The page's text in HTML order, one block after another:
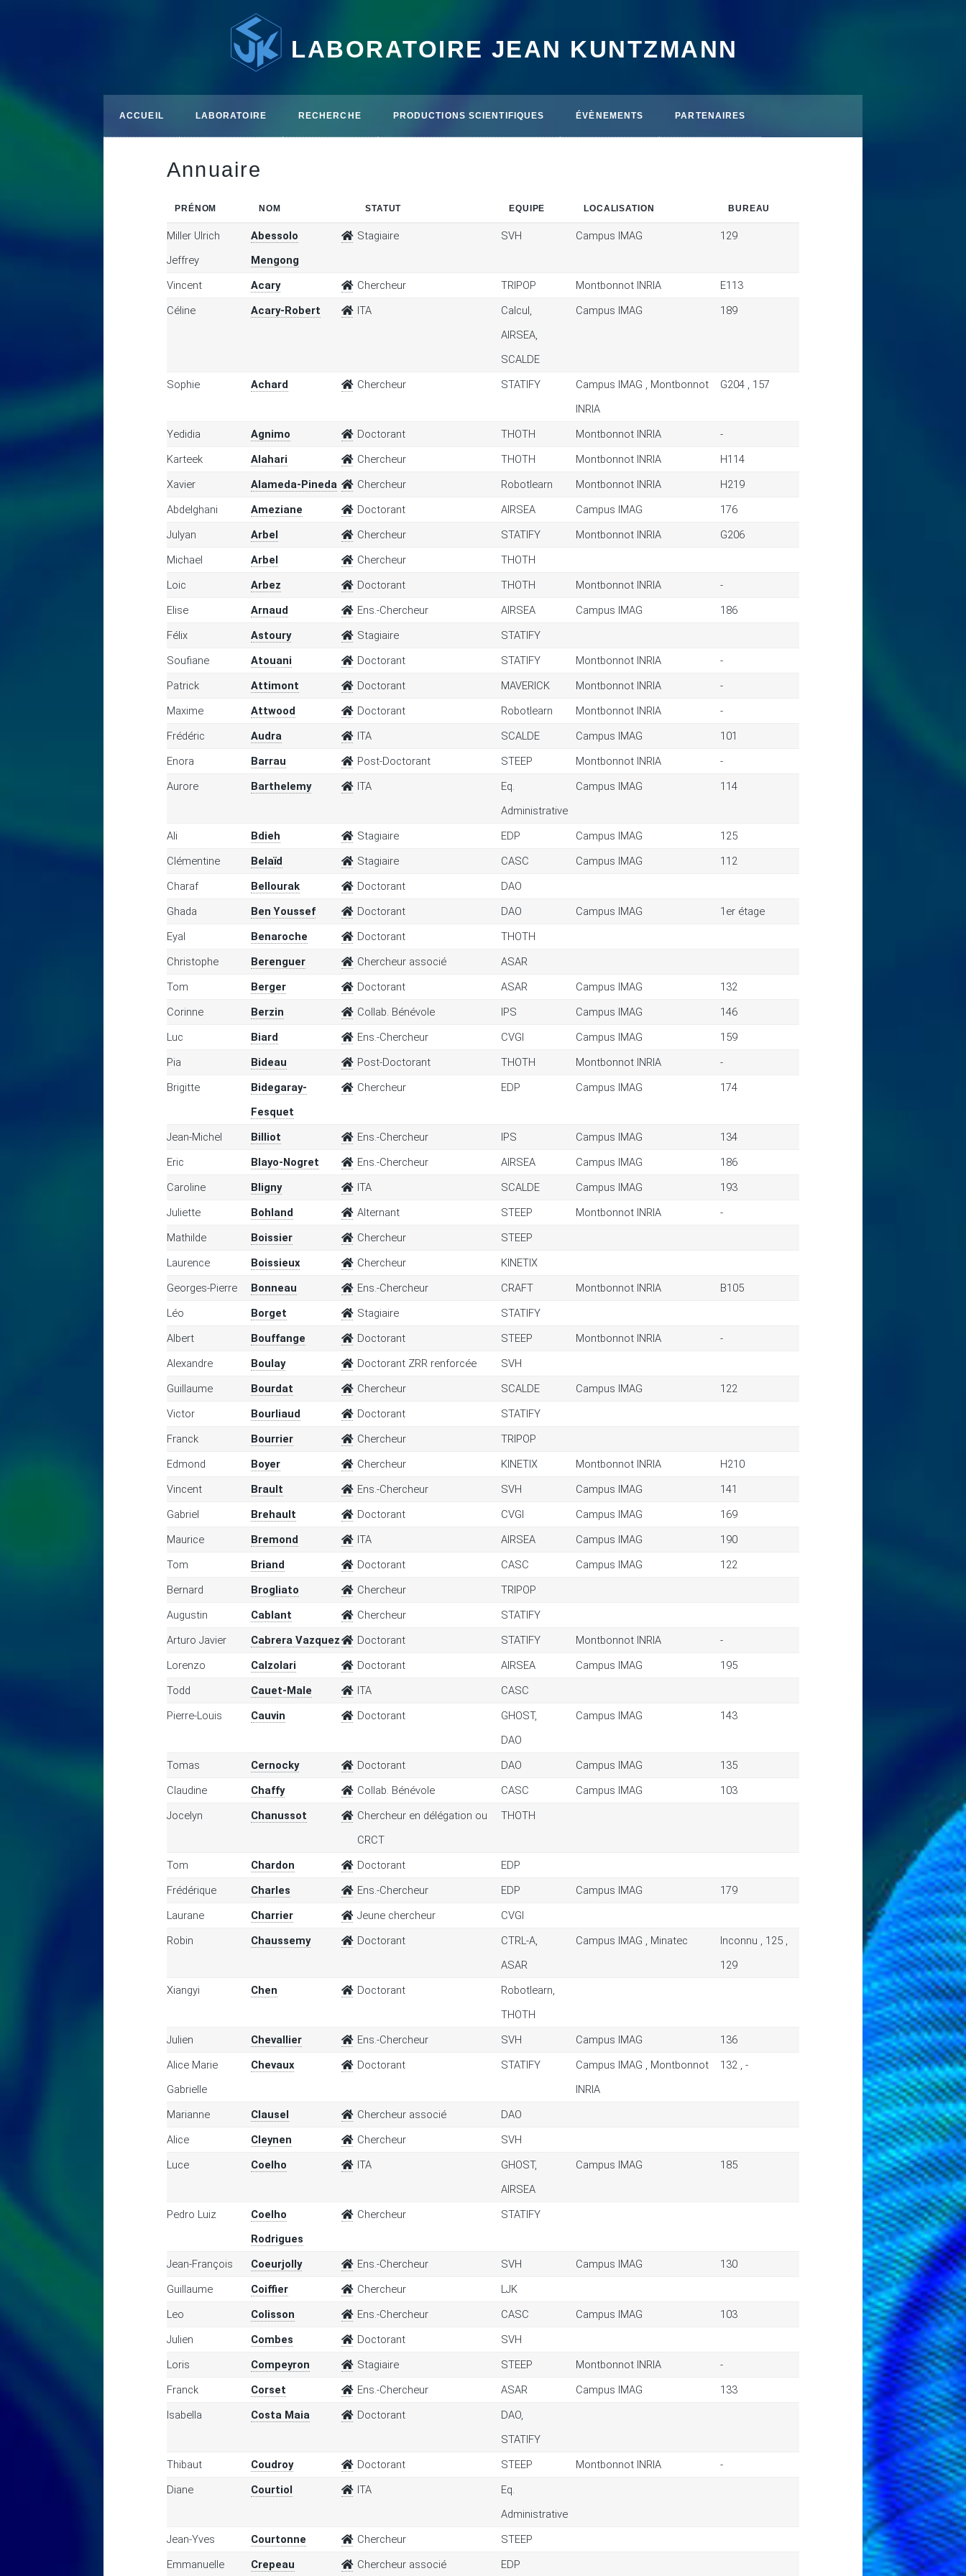
LABORATOIRE JEAN KUNTZMANN
ACCUEIL LABORATOIRE RECHERCHE PRODUCTIONS SCIENTIFIQUES ÉVÈNEMENTS PARTENAIRES
Annuaire
PRÉNOM NOM STATUT EQUIPE LOCALISATION BUREAU
Miller Ulrich
Jeffrey
Abessolo
Mengong
Stagiaire SVH Campus IMAG 129
Vincent Acary Chercheur TRIPOP Montbonnot INRIA
E113
Céline
Acary-Robert ITA
Calcul,
AIRSEA,
SCALDE
Campus IMAG 189
Sophie Achard Chercheur STATIFY
Campus IMAG , Montbonnot
INRIA
G204 , 157
Yedidia Agnimo Doctorant THOTH Montbonnot INRIA
-
Karteek
Alahari Chercheur THOTH Montbonnot INRIA
H114
Xavier
Alameda-Pineda Chercheur Robotlearn Montbonnot INRIA
H219
Abdelghani
Ameziane Doctorant AIRSEA Campus IMAG
176
Julyan
Arbel Chercheur STATIFY Montbonnot INRIA
G206
Michael
Arbel Chercheur
THOTH
Loic
Arbez Doctorant THOTH Montbonnot INRIA
-
Elise
Arnaud Ens.-Chercheur AIRSEA Campus IMAG
186
Félix
Astoury Stagiaire
STATIFY
Soufiane
Atouani Doctorant STATIFY Montbonnot INRIA
-
Patrick
Attimont Doctorant MAVERICK Montbonnot INRIA
-
Maxime
Attwood Doctorant Robotlearn Montbonnot INRIA
-
Frédéric
Audra ITA SCALDE Campus IMAG
101
Enora
Barrau Post-Doctorant STEEP Montbonnot INRIA
-
Aurore
Barthelemy ITA
Eq.
Administrative
Campus IMAG 114
Ali Bdieh Stagiaire EDP Campus IMAG
125
Clémentine
Belaïd Stagiaire CASC Campus IMAG
112
Charaf
Bellourak Doctorant
DAO
Ghada
Ben Youssef Doctorant DAO Campus IMAG
1er étage
Eyal
Benaroche Doctorant
THOTH
Christophe
Berenguer Chercheur associé
ASAR
Tom
Berger Doctorant ASAR Campus IMAG
132
Corinne
Berzin Collab. Bénévole IPS Campus IMAG
146
Luc
Biard Ens.-Chercheur CVGI Campus IMAG
159
Pia
Bideau Post-Doctorant THOTH Montbonnot INRIA
-
Brigitte
Bidegaray-
Fesquet
Chercheur EDP Campus IMAG 174
Jean-Michel Billiot Ens.-Chercheur IPS Campus IMAG
134
Eric
Blayo-Nogret Ens.-Chercheur AIRSEA Campus IMAG
186
Caroline
Bligny ITA SCALDE Campus IMAG
193
Juliette
Bohland Alternant STEEP Montbonnot INRIA
-
Mathilde
Boissier Chercheur
STEEP
Laurence
Boissieux Chercheur
KINETIX
Georges-Pierre
Bonneau Ens.-Chercheur CRAFT Montbonnot INRIA
B105
Léo
Borget Stagiaire
STATIFY
Albert
Bouffange Doctorant STEEP Montbonnot INRIA
-
Alexandre
Boulay Doctorant ZRR renforcée
SVH
Guillaume
Bourdat Chercheur SCALDE Campus IMAG
122
Victor
Bourliaud Doctorant
STATIFY
Franck
Bourrier Chercheur
TRIPOP
Edmond
Boyer Chercheur KINETIX Montbonnot INRIA
H210
Vincent
Brault Ens.-Chercheur SVH Campus IMAG
141
Gabriel
Brehault Doctorant CVGI Campus IMAG
169
Maurice
Bremond ITA AIRSEA Campus IMAG
190
Tom
Briand Doctorant CASC Campus IMAG
122
Bernard
Brogliato Chercheur
TRIPOP
Augustin
Cablant Chercheur
STATIFY
Arturo Javier
Cabrera Vazquez Doctorant STATIFY Montbonnot INRIA
-
Lorenzo
Calzolari Doctorant AIRSEA Campus IMAG
195
Todd
Cauet-Male ITA
CASC
Pierre-Louis
Cauvin Doctorant
GHOST,
DAO
Campus IMAG 143
Tomas Cernocky Doctorant DAO Campus IMAG
135
Claudine
Chaffy Collab. Bénévole CASC Campus IMAG
103
Jocelyn
Chanussot
Chercheur en délégation ou
CRCT
THOTH
Tom Chardon Doctorant
EDP
Frédérique
Charles Ens.-Chercheur EDP Campus IMAG
179
Laurane
Charrier Jeune chercheur
CVGI
Robin
Chaussemy Doctorant
CTRL-A,
ASAR
Campus IMAG , Minatec
Inconnu , 125 ,
129
Xiangyi
Chen Doctorant
Robotlearn,
THOTH
Julien
Chevallier Ens.-Chercheur SVH Campus IMAG
136
Alice Marie
Gabrielle
Chevaux Doctorant STATIFY
Campus IMAG , Montbonnot
INRIA
132 , -
Marianne Clausel Chercheur associé
DAO
Alice
Cleynen Chercheur
SVH
Luce
Coelho ITA
GHOST,
AIRSEA
Campus IMAG 185
Pedro Luiz
Coelho
Rodrigues
Chercheur STATIFY
Jean-François Coeurjolly Ens.-Chercheur SVH Campus IMAG
130
Guillaume
Coiffier Chercheur
LJK
Leo
Colisson Ens.-Chercheur CASC Campus IMAG
103
Julien
Combes Doctorant
SVH
Loris
Compeyron Stagiaire STEEP Montbonnot INRIA
-
Franck
Corset Ens.-Chercheur ASAR Campus IMAG
133
Isabella
Costa Maia Doctorant
DAO,
STATIFY
Thibaut
Coudroy Doctorant STEEP Montbonnot INRIA
-
Diane
Courtiol ITA
Eq.
Administrative
Jean-Yves
Courtonne Chercheur
STEEP
Emmanuelle
Crepeau Chercheur associé EDP